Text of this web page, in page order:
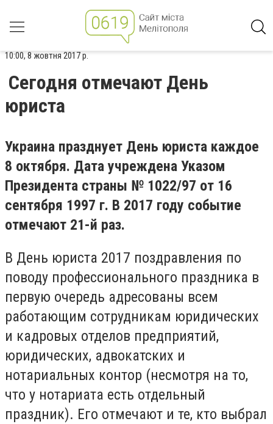
10:00, 8 жовтня 2017 р.
Сегодня отмечают День
юриста
Украина празднует День юриста каждое
8 октября. Дата учреждена Указом
Президента страны № 1022/97 от 16
сентября 1997 г. В 2017 году событие
отмечают 21-й раз.
В День юриста 2017 поздравления по
поводу профессионального праздника в
первую очередь адресованы всем
работающим сотрудникам юридических
и кадровых отделов предприятий,
юридических, адвокатских и
нотариальных контор (несмотря на то,
что у нотариата есть отдельный
праздник). Его отмечают и те, кто выбрал